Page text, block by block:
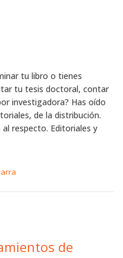
tu libro o tienes
tu tesis doctoral, contar
investigadora? Has oído
de la distribución.
respecto. Editoriales y
de